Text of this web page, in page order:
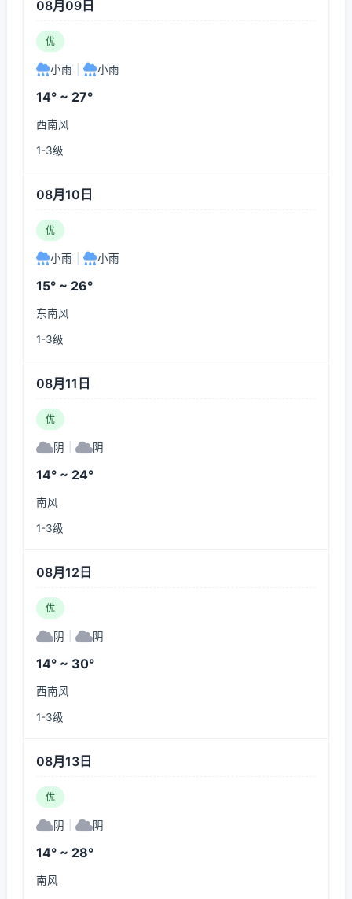
08月09日
优
小雨 小雨
14° ~ 27°
西南风
1-3级
08月10日
优
小雨 小雨
15° ~ 26°
东南风
1-3级
08月11日
优
阴 阴
14° ~ 24°
南风
1-3级
08月12日
优
阴 阴
14° ~ 30°
西南风
1-3级
08月13日
优
阴 阴
14° ~ 28°
南风